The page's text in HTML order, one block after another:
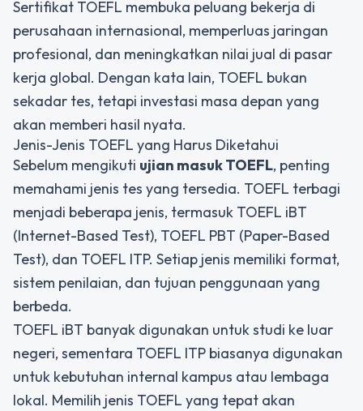
Sertifikat TOEFL membuka peluang bekerja di
perusahaan internasional, memperluas jaringan
profesional, dan meningkatkan nilai jual di pasar
kerja global. Dengan kata lain, TOEFL bukan
sekadar tes, tetapi investasi masa depan yang
akan memberi hasil nyata.
Jenis-Jenis TOEFL yang Harus Diketahui
Sebelum mengikuti ujian masuk TOEFL, penting
memahami jenis tes yang tersedia. TOEFL terbagi
menjadi beberapa jenis, termasuk TOEFL iBT
(Internet-Based Test), TOEFL PBT (Paper-Based
Test), dan TOEFL ITP. Setiap jenis memiliki format,
sistem penilaian, dan tujuan penggunaan yang
berbeda.
TOEFL iBT banyak digunakan untuk studi ke luar
negeri, sementara TOEFL ITP biasanya digunakan
untuk kebutuhan internal kampus atau lembaga
lokal. Memilih jenis TOEFL yang tepat akan